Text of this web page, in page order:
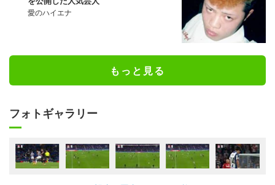
愛のハイエナ
もっと見る
フォトギャラリー